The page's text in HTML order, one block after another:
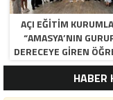
AÇI EĞİTİM
“AMASYA’NIN
DERECEYE GIREN
İÇIN ANLAMLI
HABER